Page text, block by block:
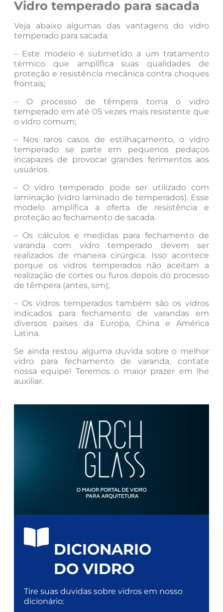
Vidro temperado para sacada
Veja abaixo algumas das vantagens do vidro
temperado para sacada:
– Este modelo é submetido a um tratamento
térmico que amplifica suas qualidades de
proteção e resistência mecânica contra choques
frontais;
– O processo de têmpera torna o vidro
temperado em até 05 vezes mais resistente que
o vidro comum;
– Nos raros casos de estilhaçamento, o vidro
temperado se parte em pequenos pedaços
incapazes de provocar grandes ferimentos aos
usuários.
– O vidro temperado pode ser utilizado com
laminação (vidro laminado de temperados). Esse
modelo amplifica a oferta de resistência e
proteção ao fechamento de sacada.
– Os cálculos e medidas para fechamento de
varanda com vidro temperado devem ser
realizados de maneira cirúrgica. Isso acontece
porque os vidros temperados não aceitam a
realização de cortes ou furos depois do processo
de têmpera (antes, sim);
– Os vidros temperados também são os vidros
indicados para fechamento de varandas em
diversos países da Europa, China e América
Latina.
Se ainda restou alguma duvida sobre o melhor
vidro para fechamento de varanda, contate
nossa equipe! Teremos o maior prazer em lhe
auxiliar.
DICIONARIO
DO VIDRO
Tire suas duvidas sobre vidros em nosso
dicionário: